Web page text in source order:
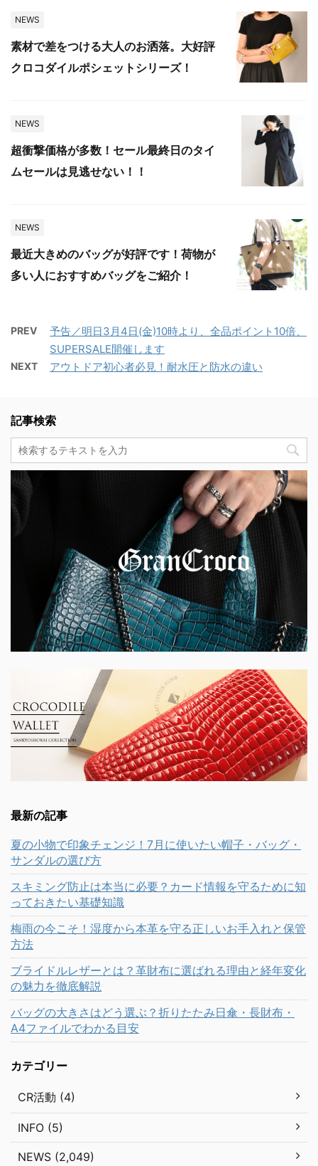
NEWS
素材で差をつける大人のお洒落。大好評
クロコダイルポシェットシリーズ！
NEWS
超衝撃価格が多数！セール最終日のタイ
ムセールは見逃せない！！
NEWS
最近大きめのバッグが好評です！荷物が
多い人におすすめバッグをご紹介！
PREV
予告／明日3月4日(金)10時より、全品ポイント10倍、
SUPERSALE開催します
NEXT アウトドア初心者必見！耐水圧と防水の違い
記事検索
最新の記事
夏の小物で印象チェンジ！7月に使いたい帽子・バッグ・
サンダルの選び方
スキミング防止は本当に必要？カード情報を守るために知
っておきたい基礎知識
梅雨の今こそ！湿度から本革を守る正しいお手入れと保管
方法
ブライドルレザーとは？革財布に選ばれる理由と経年変化
の魅力を徹底解説
バッグの大きさはどう選ぶ？折りたたみ日傘・長財布・
A4ファイルでわかる目安
カテゴリー
CR活動 (4)
INFO (5)
NEWS (2,049)